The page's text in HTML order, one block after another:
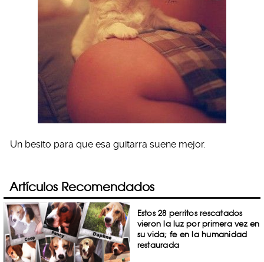
Un besito para que esa guitarra suene mejor.
Artículos Recomendados
Estos 28 perritos rescatados
vieron la luz por primera vez en
su vida; fe en la humanidad
restaurada